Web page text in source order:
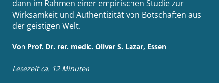
dann im Rahmen einer empirischen Studie zur
Wirksamkeit und Authentizität von Botschaften aus
der geistigen Welt.
Von Prof. Dr. rer. medic. Oliver S. Lazar, Essen
Lesezeit ca. 12 Minuten